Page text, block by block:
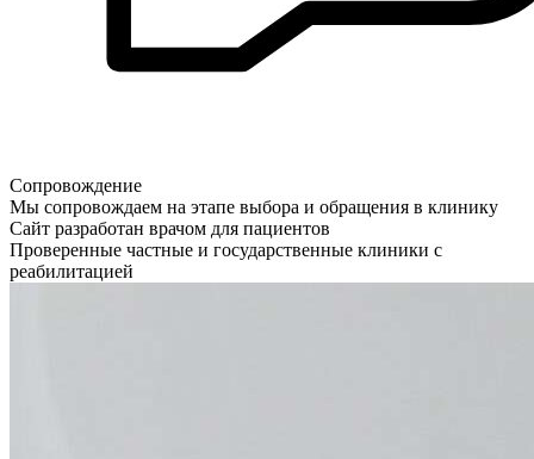
Сопровождение
Мы сопровождаем на этапе выбора и обращения в клинику
Сайт разработан врачом для пациентов
Проверенные частные и государственные клиники с
реабилитацией